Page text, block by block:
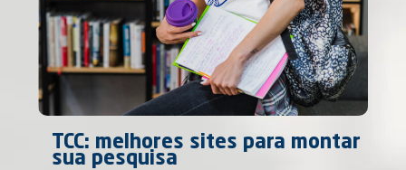
TCC: melhores sites para montar
sua pesquisa